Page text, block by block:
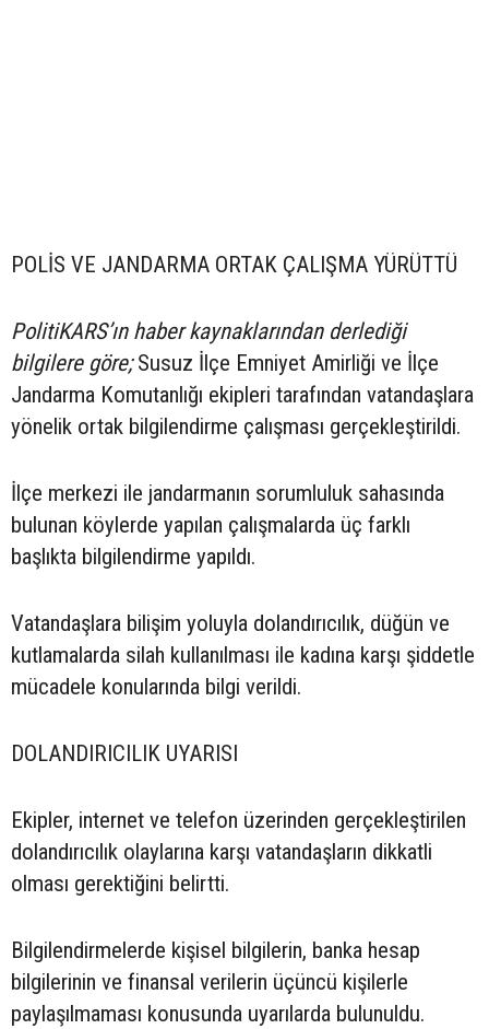
POLİS VE JANDARMA ORTAK ÇALIŞMA YÜRÜTTÜ
PolitiKARS’ın haber kaynaklarından derlediği
bilgilere göre;Susuz İlçe Emniyet Amirliği ve İlçe
Jandarma Komutanlığı ekipleri tarafından vatandaşlara
yönelik ortak bilgilendirme çalışması gerçekleştirildi.
İlçe merkezi ile jandarmanın sorumluluk sahasında
bulunan köylerde yapılan çalışmalarda üç farklı
başlıkta bilgilendirme yapıldı.
Vatandaşlara bilişim yoluyla dolandırıcılık, düğün ve
kutlamalarda silah kullanılması ile kadına karşı şiddetle
mücadele konularında bilgi verildi.
DOLANDIRICILIK UYARISI
Ekipler, internet ve telefon üzerinden gerçekleştirilen
dolandırıcılık olaylarına karşı vatandaşların dikkatli
olması gerektiğini belirtti.
Bilgilendirmelerde kişisel bilgilerin, banka hesap
bilgilerinin ve finansal verilerin üçüncü kişilerle
paylaşılmaması konusunda uyarılarda bulunuldu.